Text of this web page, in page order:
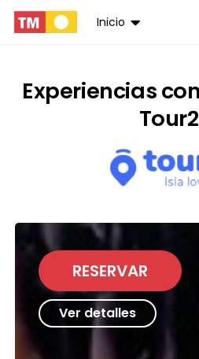
Inicio
Experiencias
RESERVAR
Ver detalles